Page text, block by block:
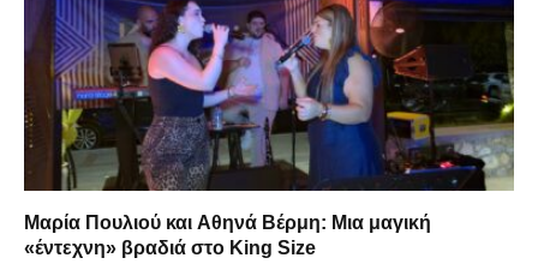
Μαρία Πουλιού και Αθηνά Βέρμη: Μια μαγική
«έντεχνη» βραδιά στο King Size